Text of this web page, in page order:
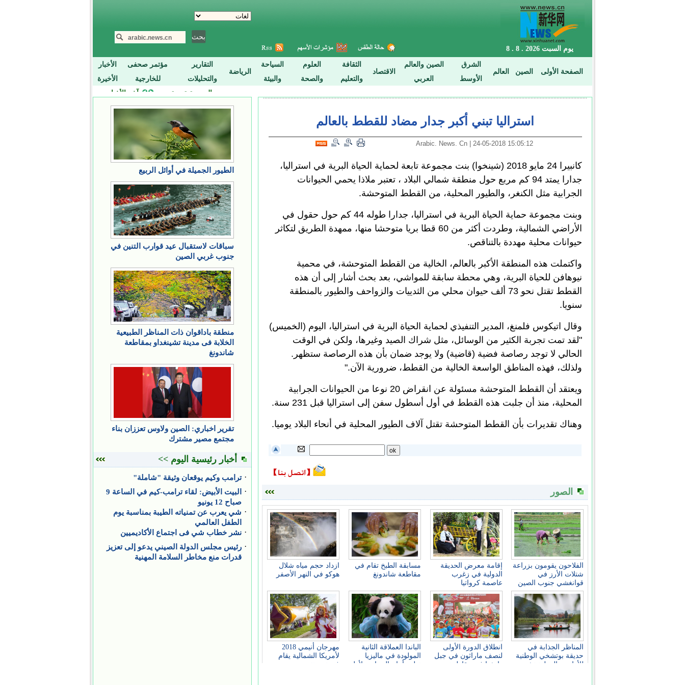
استراليا تبني أكبر جدار مضاد للقطط بالعالم
15:05:12 24-05-2018 | Arabic. News. Cn
كانبيرا 24 مايو 2018 (شينخوا) بنت مجموعة تابعة لحماية الحياة البرية في استراليا،
جدارا يمتد 94 كم مربع حول منطقة شمالي البلاد ، تعتبر ملاذا يحمي الحيوانات
الجرابية مثل الكنغر، والطيور المحلية، من القطط المتوحشة.
وبنت مجموعة حماية الحياة البرية في استراليا، جدارا طوله 44 كم حول حقول في
الأراضي الشمالية، وطردت أكثر من 60 قطا بريا متوحشا منها، ممهدة الطريق لتكاثر
حيوانات محلية مهددة بالتناقص.
واكتملت هذه المنطقة الأكبر بالعالم، الخالية من القطط المتوحشة، في محمية
نيوهافن للحياة البرية، وهي محطة سابقة للمواشي، بعد بحث أشار إلى أن هذه
القطط تقتل نحو 73 ألف حيوان محلي من الثدييات والزواحف والطيور بالمنطقة
سنويا.
وقال اتيكوس فلمنغ، المدير التنفيذي لحماية الحياة البرية في استراليا، اليوم (الخميس)
"لقد تمت تجربة الكثير من الوسائل، مثل شراك الصيد وغيرها، ولكن في الوقت
الحالي لا توجد رصاصة فضية (قاضية) ولا يوجد ضمان بأن هذه الرصاصة ستظهر.
ولذلك، فهذه المناطق الواسعة الخالية من القطط، ضرورية الآن."
ويعتقد أن القطط المتوحشة مسئولة عن انقراض 20 نوعا من الحيوانات الجرابية
المحلية، منذ أن جلبت هذه القطط في أول أسطول سفن إلى استراليا قبل 231 سنة.
وهناك تقديرات بأن القطط المتوحشة تقتل آلاف الطيور المحلية في أنحاء البلاد يوميا.